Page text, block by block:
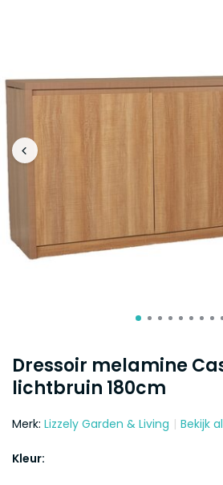
Dressoir melamine
lichtbruin 180cm
Merk: Lizzely Garden & Living Bekijk
Kleur: